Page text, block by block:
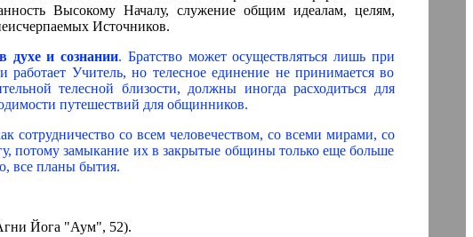
Высокому Началу, служение общим идеалам, целям,
Источников.
духе и сознании. Братство может осуществляться лишь при
Учитель, но телесное единение не принимается во
телесной близости, должны иногда расходиться для
путешествий для общинников.
со всем человечеством, со всеми мирами, со
потому замыкание их в закрытые общины только еще больше
все планы бытия.
Йога "Аум", 52).